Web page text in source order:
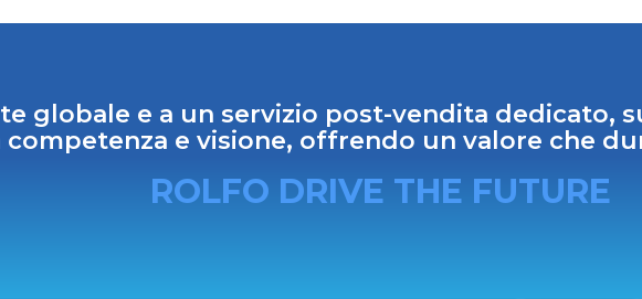
globale e a un servizio post-vendita dedicato,
competenza e visione, offrendo un valore che
ROLFO DRIVE THE FUTURE